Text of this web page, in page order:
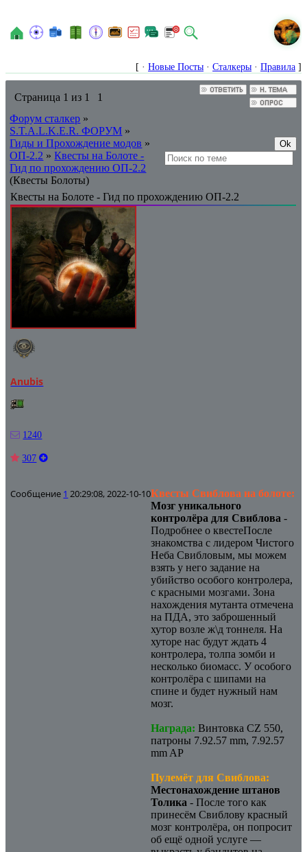
N
[ · Новые Посты · Сталкеры · Правила ]
Страница 1 из 1
1
Форум сталкер »
S.T.A.L.K.E.R. ФОРУМ »
Гиды и Прохождение модов »
ОП-2.2 » Квесты на Болоте -
Гид по прохождению ОП-2.2
(Квесты Болоты)
Квесты на Болоте - Гид по прохождению ОП-2.2
Anubis
1240
307
Сообщение 1 20:29:08, 2022-10-10Квесты Свиблова на болоте:
Мозг уникального
контролёра для Свиблова -
Подробнее о квестеПосле
знакомства с лидером Чистого
Неба Свибловым, мы можем
взять у него задание на
убийство особого контролера,
с красными мозгами. Зона
нахождения мутанта отмечена
на ПДА, это заброшенный
хутор возле ж\д тоннеля. На
хуторе нас будут ждать 4
контролера, толпа зомби и
несколько биомасс. У особого
контролёра с шипами на
спине и будет нужный нам
мозг.
Награда: Винтовка CZ 550,
патроны 7.92.57 mm, 7.92.57
mm AP
Пулемёт для Свиблова:
Местонахождение штанов
Толика - После того как
принесём Свиблову красный
мозг контролёра, он попросит
об ещё одной услуге —